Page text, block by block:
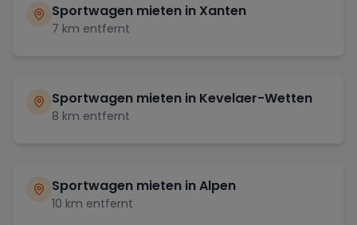
Sportwagen mieten in Xanten
7 km entfernt
Sportwagen mieten in Kevelaer-Wetten
8 km entfernt
Sportwagen mieten inAlpen
10 km entfernt